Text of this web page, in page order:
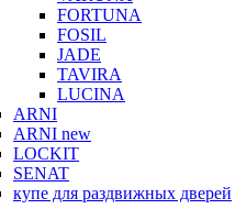
FORTUNA
FOSIL
JADE
TAVIRA
LUCINA
ARNI
ARNI new
LOCKIT
SENAT
купе для раздвижных дверей